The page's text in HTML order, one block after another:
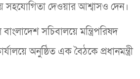
সহযোগিতা দেওয়ার আশ্বাসও দেন।
সচিবালয়ে মন্ত্রিপরিষদ
অনুষ্ঠিত এক বৈঠকে প্রধানমন্ত্রী